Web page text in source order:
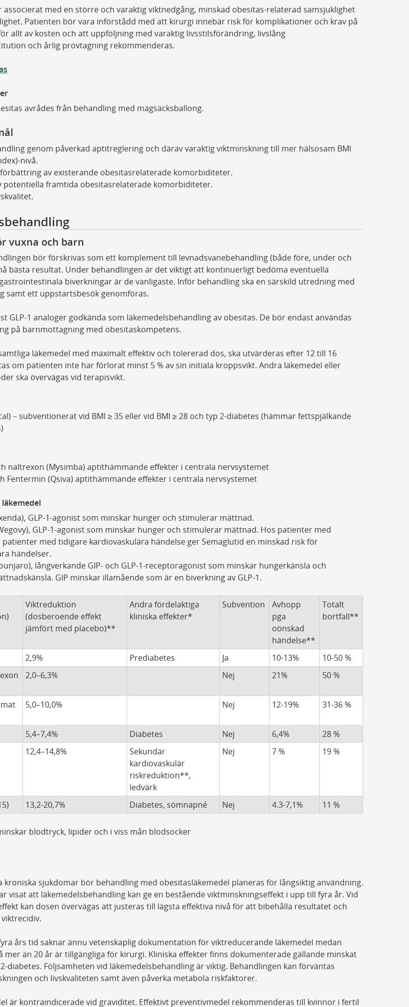
associerat med en större och varaktig viktnedgång, minskad obesitas-relaterad samsjuklighet
Patienten bör vara införstådd med att kirurgi innebär risk för komplikationer och krav på
allt av kosten och att uppföljning med varaktig livsstilsförändring, livslång
och årlig provtagning rekommenderas.
avrådes från behandling med magsäcksballong.
genom påverkad aptitreglering och därav varaktig viktminskning till mer hälsosam BMI
nivå.
förbättring av existerande obesitasrelaterade komorbiditeter.
potentiella framtida obesitasrelaterade komorbiditeter.
vuxna och barn
bör förskrivas som ett komplement till levnadsvanebehandling (både före, under och
bästa resultat. Under behandlingen är det viktigt att kontinuerligt bedöma eventuella
biverkningar är de vanligaste. Inför behandling ska en särskild utredning med
samt ett uppstartsbesök genomföras.
GLP-1 analoger godkända som läkemedelsbehandling av obesitas. De bör endast användas
på barnmottagning med obesitaskompetens.
läkemedel med maximalt effektiv och tolererad dos, ska utvärderas efter 12 till 16
om patienten inte har förlorat minst 5 % av sin initiala kroppsvikt. Andra läkemedel eller
ska övervägas vid terapisvikt.
– subventionerat vid BMI ≥ 35 eller vid BMI ≥ 28 och typ 2-diabetes (hämmar fettspjälkande
naltrexon (Mysimba) aptithämmande effekter i centrala nervsystemet
Fentermin (Qsiva) aptithämmande effekter i centrala nervsystemet
GLP-1-agonist som minskar hunger och stimulerar mättnad.
GLP-1-agonist som minskar hunger och stimulerar mättnad. Hos patienter med
patienter med tidigare kardiovaskulära händelse ger Semaglutid en minskad risk för
händelser.
långverkande GIP- och GLP-1-receptoragonist som minskar hungerkänsla och
GIP minskar illamående som är en biverkning av GLP-1.
Viktreduktion
(dosberoende effekt
jämfört med placebo)**
Andra fördelaktiga
kliniska effekter*
Subvention
Avhopp
pga
oönskad
händelse**
Totalt
bortfall**
2,9% Prediabetes Ja 10-13%
10-50 %
2,0–6,3% Nej 21% 50 %
5,0–10,0% Nej 12-19% 31-36 %
5,4–7,4% Diabetes Nej 6,4%
28 %
12,4–14,8%
Sekundär
kardiovaskulär
riskreduktion**,
ledvärk
Nej 7 % 19 %
13,2-20,7% Diabetes, sömnapné Nej 4.3-7,1% 11 %
blodtryck, lipider och i viss mån blodsocker
kroniska sjukdomar bör behandling med obesitasläkemedel planeras för långsiktig användning.
visat att läkemedelsbehandling kan ge en bestående viktminskningseffekt i upp till fyra år. Vid
kan dosen övervägas att justeras till lägsta effektiva nivå för att bibehålla resultatet och
års tid saknar ännu vetenskaplig dokumentation för viktreducerande läkemedel medan
mer än 20 år är tillgängliga för kirurgi. Kliniska effekter finns dokumenterade gällande minskat
diabetes. Följsamheten vid läkemedelsbehandling är viktig. Behandlingen kan förväntas
och livskvaliteten samt även påverka metabola riskfaktorer.
är kontraindicerade vid graviditet. Effektivt preventivmedel rekommenderas till kvinnor i fertil